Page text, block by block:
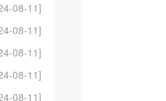
08-11]
08-11]
08-11]
08-11]
08-11]